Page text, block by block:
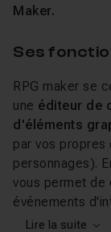
Maker.
Ses
RPG maker se
une éditeur de
d'éléments
par vos
personnages).
vous permet de
événements
de votre jeu
Lire la suite